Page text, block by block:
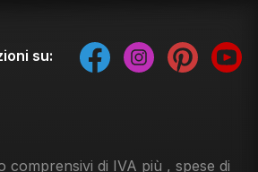
su:
comprensivi di IVA più , spese di